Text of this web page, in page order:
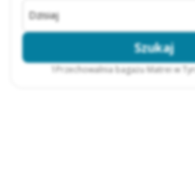
Dzisiaj
Szukaj
Przechowalnia bagażu Matrei w